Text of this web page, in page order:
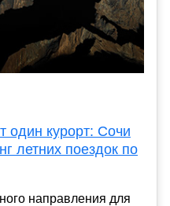
один курорт: Сочи
летних поездок по
направления для